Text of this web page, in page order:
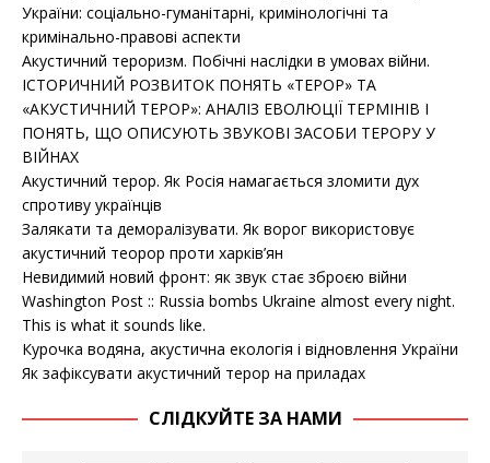
України: соціально-гуманітарні, кримінологічні та
кримінально-правові аспекти
Акустичний тероризм. Побічні наслідки в умовах війни.
ІСТОРИЧНИЙ РОЗВИТОК ПОНЯТЬ «ТЕРОР» ТА
«АКУСТИЧНИЙ ТЕРОР»: АНАЛІЗ ЕВОЛЮЦІЇ ТЕРМІНІВ І
ПОНЯТЬ, ЩО ОПИСУЮТЬ ЗВУКОВІ ЗАСОБИ ТЕРОРУ У
ВІЙНАХ
Акустичний терор. Як Росія намагається зломити дух
спротиву українців
Залякати та деморалізувати. Як ворог використовує
акустичний теорор проти харків’ян
Невидимий новий фронт: як звук стає зброєю війни
Washington Post :: Russia bombs Ukraine almost every night.
This is what it sounds like.
Курочка водяна, акустична екологія і відновлення України
Як зафіксувати акустичний терор на приладах
СЛІДКУЙТЕ ЗА НАМИ